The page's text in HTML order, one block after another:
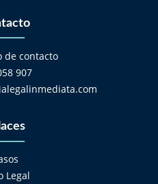
de contacto
907
Legal